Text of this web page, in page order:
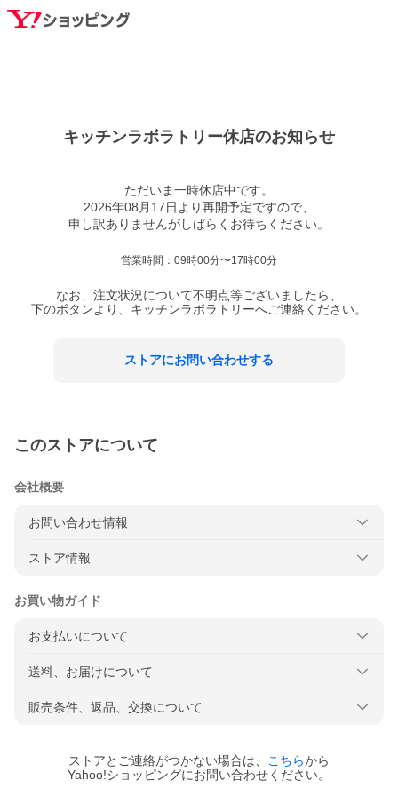
キッチンラボラトリー休店のお知らせ
ただいま一時休店中です。
2026年08月17日より再開予定ですので、
営業時間： 09時00分〜17時00分
なお、注文状況について不明点等ございましたら、
下のボタンより、 キッチンラボラトリーへご連絡ください。
ストアにお問い合わせする
このストアについて
会社概要
お問い合わせ情報
ストア情報
お買い物ガイド
お支払いについて
送料、お届けについて
販売条件、返品、交換について
ストアとご連絡がつかない場合は、 こちらから
Yahoo!ショッピングにお問い合わせください。